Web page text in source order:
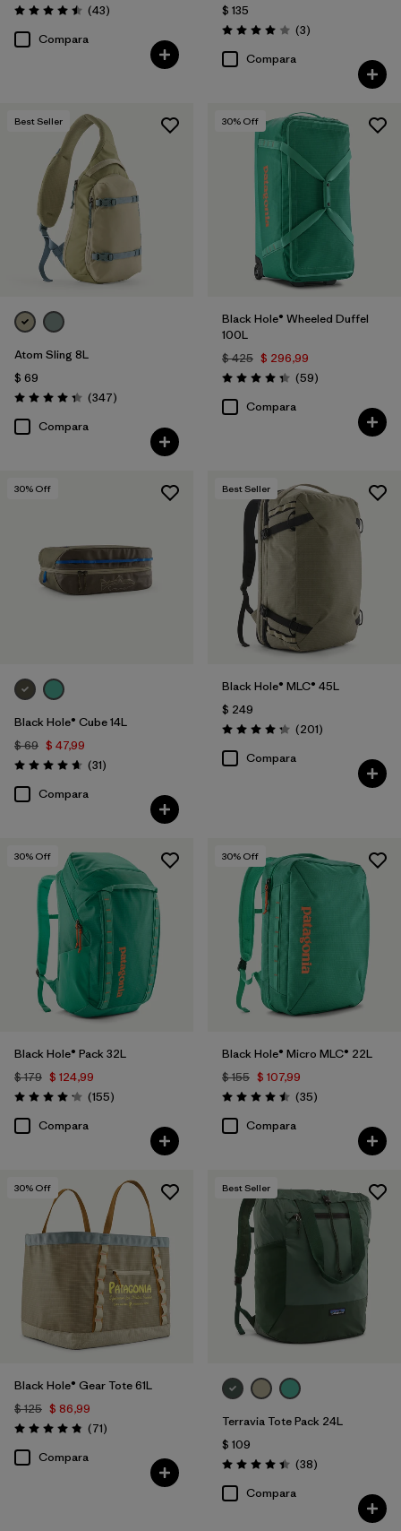
Valoración: 4.5 / 5
(43Comentarios
)
Compara
$ 135
Valoración: 4.0 / 5
(3Comentarios
)
Compara
Best Seller
Atom Sling 8L
$ 69
Valoración: 4.3 / 5
(347Comentarios
)
Compara
30% Off
Black Hole® Wheeled Duffel
100L
$ 425 $ 296,99
Valoración: 4.3 / 5
(59Comentarios
)
Compara
30% Off
Black Hole® Cube 14L
$ 69 $ 47,99
Valoración: 4.6 / 5
(31Comentarios
)
Compara
Best Seller
Black Hole® MLC® 45L
$ 249
Valoración: 4.3 / 5
(201Comentarios
)
Compara
30% Off
Black Hole® Pack 32L
$ 179 $ 124,99
Valoración: 4.2 / 5
(155Comentarios
)
Compara
30% Off
Black Hole® Micro MLC® 22L
$ 155 $ 107,99
Valoración: 4.5 / 5
(35Comentarios
)
Compara
30% Off
Black Hole® Gear Tote 61L
$ 125 $ 86,99
Valoración: 4.9 / 5
(71Comentarios
)
Compara
Best Seller
Terravia Tote Pack 24L
$ 109
Valoración: 4.4 / 5
(38Comentarios
)
Compara